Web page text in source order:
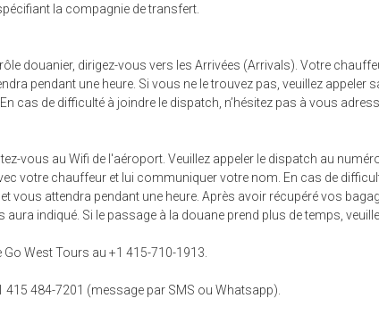
la compagnie de transfert.
douanier, dirigez-vous vers les Arrivées (Arrivals). Votre
pendant une heure. Si vous ne le trouvez pas, veuillez
cas de difficulté à joindre le dispatch, n’hésitez pas à vous
vous au Wifi de l'aéroport. Veuillez appeler le dispatch au
votre chauffeur et lui communiquer votre nom. En cas de
vous attendra pendant une heure. Après avoir récupéré vos
indiqué. Si le passage à la douane prend plus de temps,
West Tours au +1 415-710-1913.
484-7201 (message par SMS ou Whatsapp).